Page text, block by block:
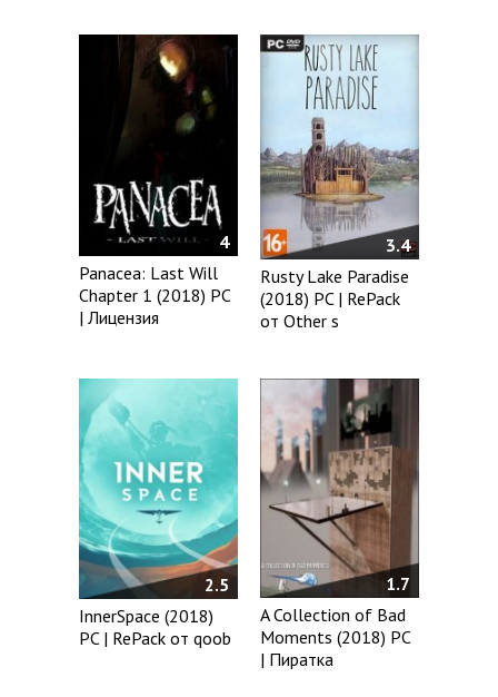
4
Panacea: Last Will
Chapter 1 (2018) PC
| Лицензия
3.4
Rusty Lake Paradise
(2018) PC | RePack
от Other s
2.5
InnerSpace (2018)
PC | RePack от qoob
1.7
A Collection of Bad
Moments (2018) PC
| Пиратка